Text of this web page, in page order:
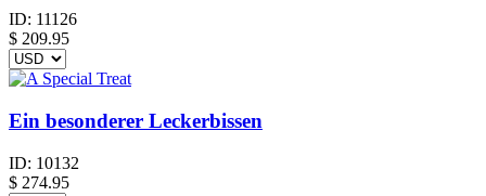
ID: 11126
$ 209.95
Ein besonderer Leckerbissen
ID: 10132
$ 274.95